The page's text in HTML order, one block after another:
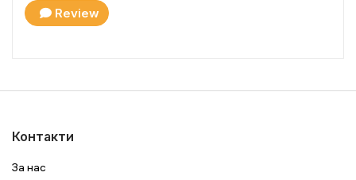
Review
Контакти
За нас